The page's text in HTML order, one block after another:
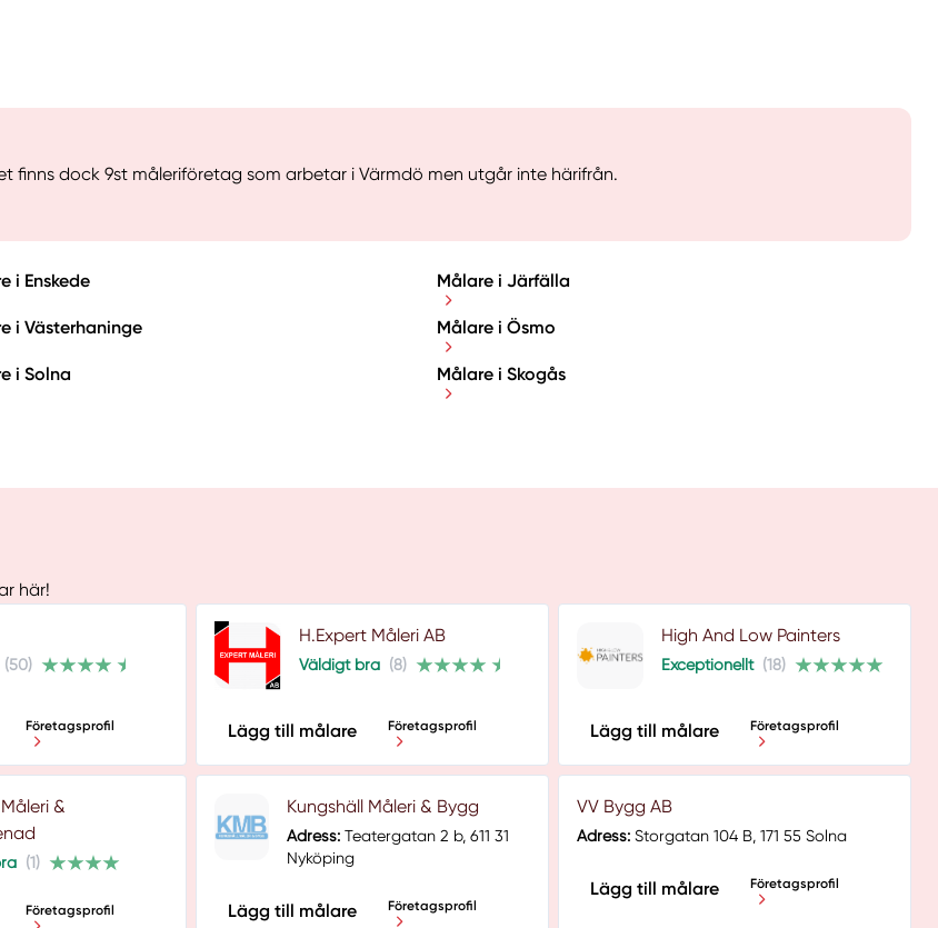
finns dock 9st måleriföretag som arbetar i Värmdö men utgår inte härifrån.
i Enskede Målare i Järfälla
i Västerhaninge Målare i Ösmo
i Solna Målare i Skogås
här!
(50)
Företagsprofil
H.Expert Måleri AB
Väldigt bra (8)
Lägg till målare Företagsprofil
High And Low Painters
Exceptionellt (18)
Lägg till målare Företagsprofil
&
(1)
Företagsprofil
Kungshäll Måleri & Bygg
Adress: Teatergatan 2 b, 611 31
Nyköping
Lägg till målare Företagsprofil
VV Bygg AB
Adress: Storgatan 104 B, 171 55 Solna
Lägg till målare Företagsprofil